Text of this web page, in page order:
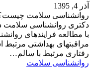
آذر 4, 1395
روانشناسی سلامت چیست؟
دکتری روانشناسی سلامت
با مطالعه فرایندهای
مراقبتهای بهداشتی
رفتاری مرتبط با سالم…
روانشناسی سلامت